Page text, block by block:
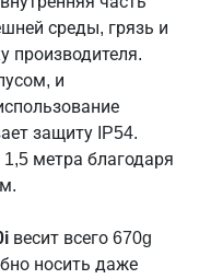
среды, грязь и
производителя.
и
защиту IP54.
метра благодаря
весит всего 670g
носить даже